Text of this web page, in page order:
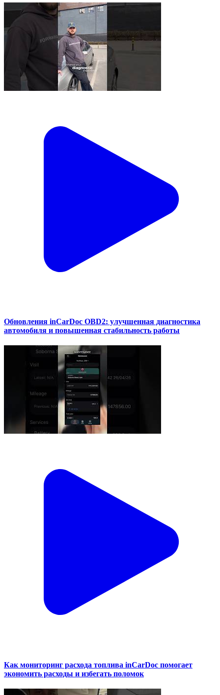
Обновления inCarDoc OBD2: улучшенная диагностика
автомобиля и повышенная стабильность работы
Как мониторинг расхода топлива inCarDoc помогает
экономить расходы и избегать поломок